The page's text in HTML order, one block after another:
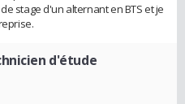
stage d'un alternant en BTS et je
d'étude